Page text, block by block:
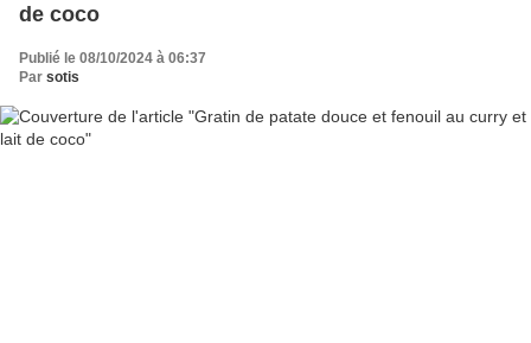
de coco
Publié le 08/10/2024 à 06:37
Par sotis